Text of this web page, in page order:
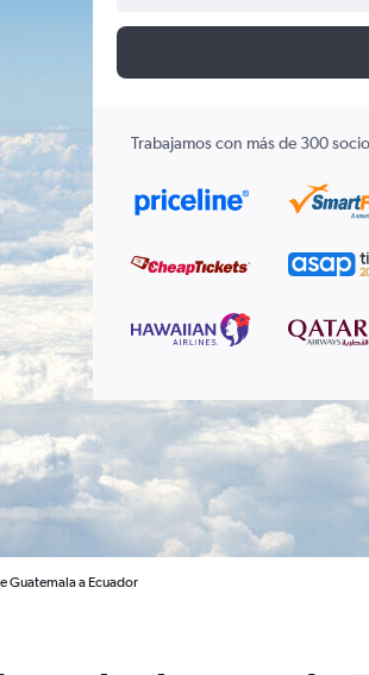
Trabajamos con más de 300
Guatemala a Ecuador